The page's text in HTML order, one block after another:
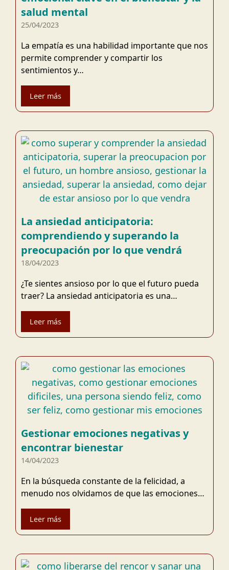
salud mental
25/04/2023
La empatía es una habilidad importante que nos
permite comprender y compartir los
sentimientos y…
Leer más
La ansiedad anticipatoria:
comprendiendo y superando la
preocupación por lo que vendrá
18/04/2023
¿Te sientes ansioso por lo que el futuro pueda
traer? La ansiedad anticipatoria es una…
Leer más
Gestionar emociones negativas y
encontrar bienestar
14/04/2023
En la búsqueda constante de la felicidad, a
menudo nos olvidamos de que las emociones…
Leer más